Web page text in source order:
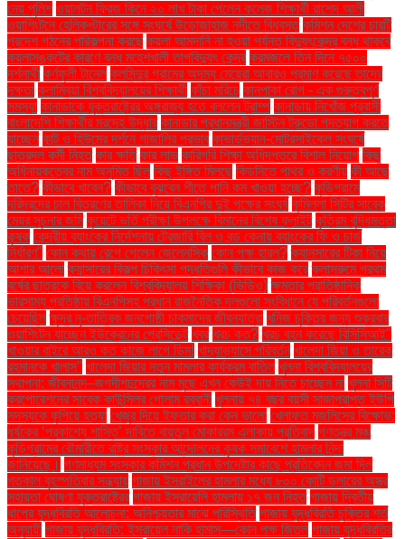
নেয় পুলিশ ওয়ালটন ফ্রিজ কিনে ২০ লাখ টাকা পেলেন কলেজ শিক্ষার্থী রাশেদ আলী
ওয়াশিংটনে হেলিকপ্টারের সঙ্গে সংঘর্ষে উড়োজাহাজ নদীতে বিধ্বস্ত কমিশন দেশের চারটি
প্রদেশ গঠনের পরিকল্পনা করছে কয়লা আমদানি না হওয়া পর্যন্ত বিদ্যুৎকেন্দ্র বন্ধ থাকবে
কয়লাসঙ্কটের কারণে বন্ধ মহেশখালী তাপবিদ্যুৎ কেন্দ্র করমজলে তিন দিনে ৭৫০০
দর্শনার্থী কর্ণফুলী টানেল কলসিন্দুর গ্রামের অদম্য মেয়েরা আবারও প্রমাণ করেছে তাদের
দক্ষতা কলাম্বিয়া বিশ্ববিদ্যালয়ের শিক্ষার্থী কাঁচা মরিচে কানপাকা রোগ - এক গুরুত্বপুর্ণ
সমস্যা কানাডাকে যুক্তরাষ্ট্রের অঙ্গরাজ্য হতে বললেন ট্রাম্প কানাডায় নিখোঁজ প্রবাসী
বাংলাদেশি শিক্ষার্থীর মরদেহ উদ্ধার কানাডার প্রধানমন্ত্রী জাস্টিন ট্রুডো পদত্যাগ করতে
যাচ্ছেন কান্ট ও হিউমের দর্শনে গাজালির প্রভাব কাভার্ডভ্যান-মোটরসাইকেল সংঘর্ষে
ছাত্রদল কর্মী নিহত কার ক্ষতি কার লাভ কারিগরি শিক্ষা অধিদপ্তরে বিশাল নিয়োগ কিছু
অধিনায়কত্বের নাম অনুমিত ছিল কিছু ইঙ্গিত মিলছে কিডনিতে পাথর ও করণীয় কী আছে
তাতে? কীভাবে খাবেন? কীভাবে বুঝবেন শীতে পানি কম খাওয়া হচ্ছে? কুড়িগ্রামে
দরিদ্রদের চাল বিতরণের তালিকা নিয়ে বিএনপির দুই পক্ষের সংঘর্ষ কুমিল্লা সিটির সাবেক
মেয়র সূচনার জমি কুয়েটে ভর্তি পরীক্ষা উপলক্ষে বিমানের বিশেষ ফ্লাইট কৃত্রিম বুদ্ধিমত্তা
কৃষক কেন্দ্রীয় ব্যাংকের নির্দেশনায় ট্রেজারি বিল ও বন্ড কেনায় ব্যাংকের ফি ও চার্জ
নির্ধারণ" কোন কথায় রেগে গেলেন জেলেনস্কি কোন পক্ষ হারল? ক্যানসারের টিকা নিয়ে
আশার আলো ক্যান্সারের বিকল্প চিকিৎসা পদ্ধতিগুলি কীভাবে কাজ করে ক্লাসরুমে প্রথম
বর্ষের ছাত্রকে বিয়ে করলেন বিশ্ববিদ্যালয় শিক্ষিকা (ভিডিও) ক্ষমতার প্রাতিষ্ঠানিক
ভারসাম্য প্রতিষ্ঠায় বিএনপিসহ প্রধান রাজনৈতিক দলগুলো সংবিধানে যে পরিবর্তনগুলো
চেয়েছিল ক্ষুদ্র নৃ-তাত্বিক জনগোষ্ঠী চাকমাদের জীবনযাত্রা খনিজ চুক্তির জন্য শুক্রবার
ওয়াশিংটন যাচ্ছেন ইউক্রেনের প্রেসিডেন্ট খবর খরচ কত? খরচ বহন করেছে বিসিসিআই"
খাওয়ার বাইরে আরও কত কাজে লাগে ডিম! খাদ্যাভ্যাসে পরিবর্তন খালেদা জিয়া ও তারেক
রহমানকে খালাস'' খালেদা জিয়ার নতুন মামলার কার্যক্রম বাতিল খুলনা বিশ্ববিদ্যালয়ের
স্থাপনা: জীবনানন্দ–জগদীশচন্দ্রের নাম মুছে এখন কেউই দায় নিতে চাচ্ছেন না খুলনা সিটি
করপোরেশনের সাবেক কাউন্সিলর গোলাম রব্বানী খুলনায় ৭৪ বছর বয়সী সাজাপ্রাপ্ত ইউপি
সদস্যকে কুপিয়ে হত্যা খেজুর দিয়ে ইফতার করা কেন ভালো খেলাফত মজলিসের বিক্ষোভ:
ধর্ষকের ‘প্রকাশ্যে শাস্তি’ দাবিতে বায়তুল মোকাররম এলাকায় প্রতিবাদ গণতন্ত্র মঞ্চ
কুড়িগ্রামের রৌমারীতে রাষ্ট্র সংস্কার আন্দোলনের কৃষক সমাবেশে হামলার নিন্দা
জানিয়েছে। গণমাধ্যম সংস্কার কমিশন প্রধান উপদেষ্টার কাছে প্রতিবেদন জমা দিল
গতকাল বৃহস্পতিবার সন্ধ্যায় গাজায় ইসরাইলের হামলার মধ্যে ৮০০ কোটি ডলারের অস্ত্র
সহায়তা ঘোষণা যুক্তরাষ্ট্রের গাজায় ইসরায়েলি হামলায় ১৭ জন নিহত গাজায় দ্বিতীয়
ধাপের যুদ্ধবিরতি আলোচনা: অনিশ্চয়তার মাঝে পরিস্থিতি গাজায় যুদ্ধবিরতি চুক্তির শর্ত
অনুযায়ী গাজায় যুদ্ধবিরতি: ইসরায়েল নাকি হামাস—কোন পক্ষ জিতল গাজায় যুদ্ধবিরতির